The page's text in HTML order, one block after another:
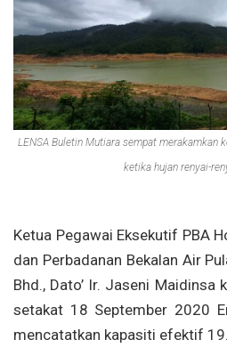
LENSA Buletin Mutiara sempat merakamkan
ketika hujan renyai-
Ketua Pegawai Eksekutif PBA
dan Perbadanan Bekalan Air
Bhd., Dato’ Ir. Jaseni Maidinsa
setakat 18 September 2020
mencatatkan kapasiti efektif